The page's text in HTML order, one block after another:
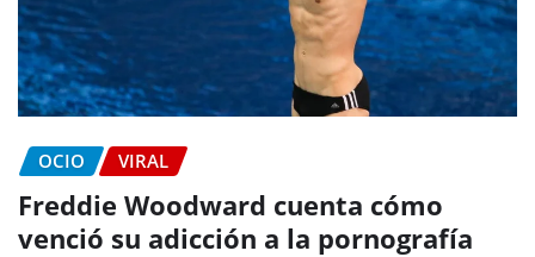
OCIO VIRAL
Freddie Woodward cuenta cómo
venció su adicción a la pornografía